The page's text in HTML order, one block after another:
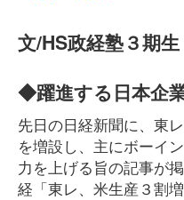
文/HS政経塾３期
◆躍進する日本企
先日の日経新聞に、東
を増設し、主にボーイ
力を上げる旨の記事が
経「東レ、米生産３割増